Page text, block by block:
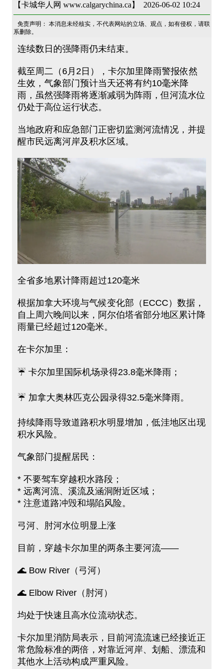
【卡城华人网 www.calgarychina.ca】 2026-06-02 10:24
免责声明： 本消息未经核实，不代表网站的立场、观点，如有侵权，请联
系删除。
连续数日的强降雨仍未结束。
截至周二（6月2日），卡尔加里降雨警报依然
生效，气象部门预计当天还将有约10毫米降
雨，虽然强降雨将逐渐减弱为阵雨，但河流水位
仍处于高位运行状态。
当地政府和应急部门正密切监测河流情况，并提
醒市民远离河岸及积水区域。
全省多地累计降雨超过120毫米
根据加拿大环境与气候变化部（ECCC）数据，
自上周六晚间以来，阿尔伯塔省部分地区累计降
雨量已经超过120毫米。
在卡尔加里：
☔ 卡尔加里国际机场录得23.8毫米降雨；
☔ 加拿大奥林匹克公园录得32.5毫米降雨。
持续降雨导致道路积水明显增加，低洼地区出现
积水风险。
气象部门提醒居民：
* 不要驾车穿越积水路段；
* 远离河流、溪流及涵洞附近区域；
* 注意道路冲毁和塌陷风险。
弓河、肘河水位明显上涨
目前，穿越卡尔加里的两条主要河流——
🌊 Bow River（弓河）
🌊 Elbow River（肘河）
均处于快速且高水位流动状态。
卡尔加里消防局表示，目前河流流速已经接近正
常危险标准的两倍，对靠近河岸、划船、漂流和
其他水上活动构成严重风险。